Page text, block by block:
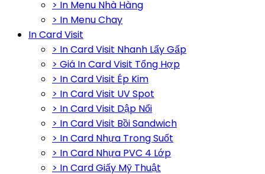
> In Menu Nhà Hàng
> In Menu Chay
In Card Visit
> In Card Visit Nhanh Lấy Gấp
> Giá In Card Visit Tổng Hợp
> In Card Visit Ép Kim
> In Card Visit UV Spot
> In Card Visit Dập Nổi
> In Card Visit Bồi Sandwich
> In Card Nhựa Trong Suốt
> In Card Nhựa PVC 4 Lớp
> In Card Giấy Mỹ Thuật